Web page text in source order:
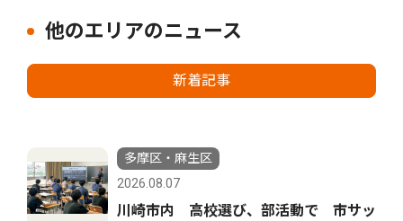
他のエリアのニュース
新着記事
多摩区・麻生区
2026.08.07
川崎市内 高校選び、部活動で 市サッ